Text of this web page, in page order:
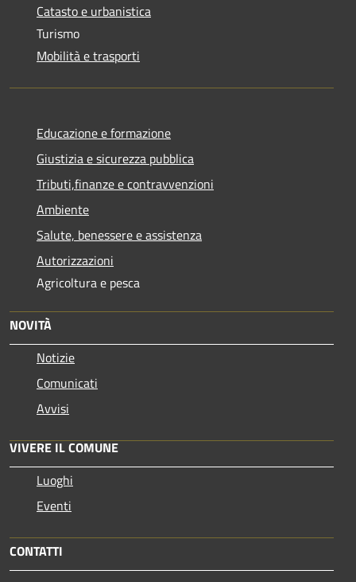
Catasto e urbanistica
Turismo
Mobilità e trasporti
Educazione e formazione
Giustizia e sicurezza pubblica
Tributi,finanze e contravvenzioni
Ambiente
Salute, benessere e assistenza
Autorizzazioni
Agricoltura e pesca
NOVITÀ
Notizie
Comunicati
Avvisi
VIVERE IL COMUNE
Luoghi
Eventi
CONTATTI